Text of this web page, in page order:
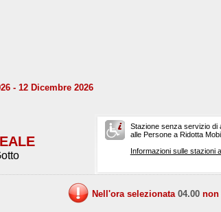
- 12 Dicembre 2026
Stazione senza servizio di
alle Persone a Ridotta
Informazioni sulle stazioni
Nell'ora selezionata 04.00 non